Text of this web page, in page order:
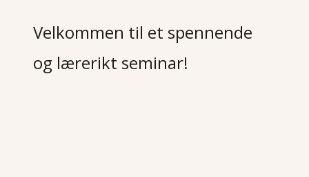
Velkommen til et spennende
og lærerikt seminar!